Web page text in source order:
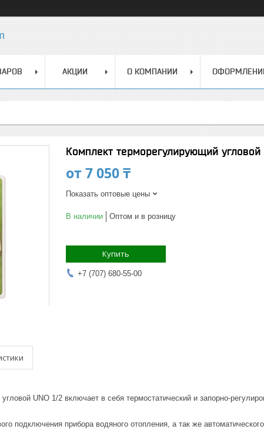
АКЦИИ О КОМПАНИИ
Комплект терморегулирующий угловой
от7 050 ₸
Показать оптовые цены
В наличии Оптом и в розницу
Купить
+7 (707) 680-55-00
UNO 1/2 включает в себя термостатический и запорно-
подключения прибора водяного отопления, а так же